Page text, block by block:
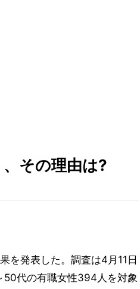
その理由は?
を発表した。調査は4月11日
50代の有職女性394人を対象